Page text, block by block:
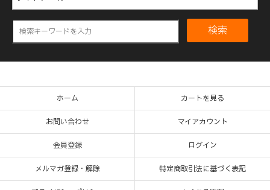
検索
ホーム カートを見る
お問い合わせ マイアカウント
会員登録 ログイン
メルマガ登録・解除 特定商取引法に基づく表記